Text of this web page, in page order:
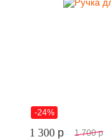
-24%
1 300 p 1 700 p